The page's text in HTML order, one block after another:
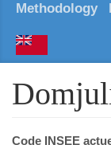
Methodology
Code INSEE